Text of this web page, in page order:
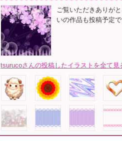
ご覧いただきありが
いの作品も投稿予定
tsurucoさんの投稿したイラストを全て見